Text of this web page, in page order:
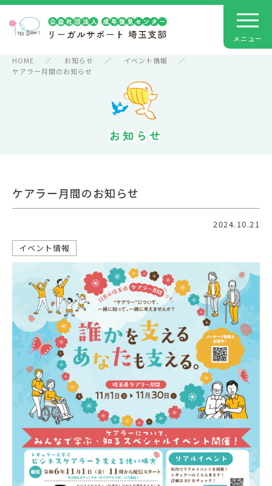
お知らせ
HOME お知らせ
イベント情報
ケアラー月間のお知らせ
ケアラー月間のお知らせ
2024.10.21
イベント情報